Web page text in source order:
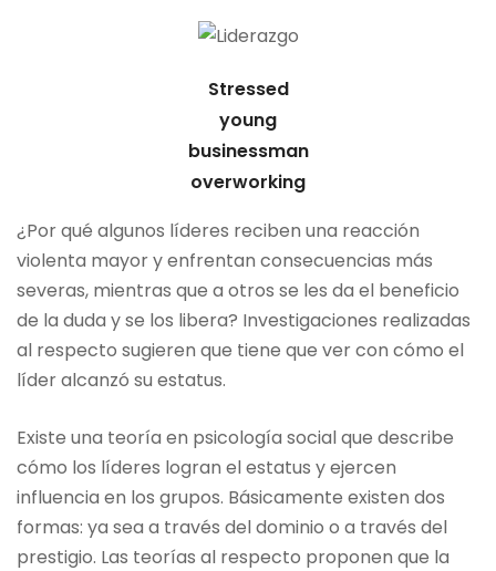
Stressed
young
businessman
overworking
¿Por qué algunos líderes reciben una reacción
violenta mayor y enfrentan consecuencias más
severas, mientras que a otros se les da el beneficio
de la duda y se los libera? Investigaciones realizadas
al respecto sugieren que tiene que ver con cómo el
líder alcanzó su estatus.
Existe una teoría en psicología social que describe
cómo los líderes logran el estatus y ejercen
influencia en los grupos. Básicamente existen dos
formas: ya sea a través del dominio o a través del
prestigio. Las teorías al respecto proponen que la